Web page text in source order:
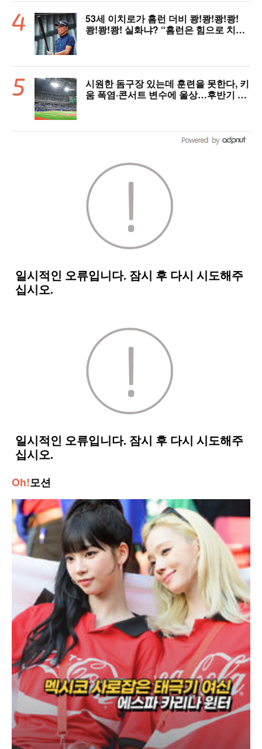
53세 이치로가 홈런 더비 쾅!쾅!쾅!쾅!
쾅!쾅!쾅! 실화냐? “홈런은 힘으로 치는
시원한 돔구장 있는데 훈련을 못한다, 키
움 폭염·콘서트 변수에 울상…후반기 상
Oh!모션